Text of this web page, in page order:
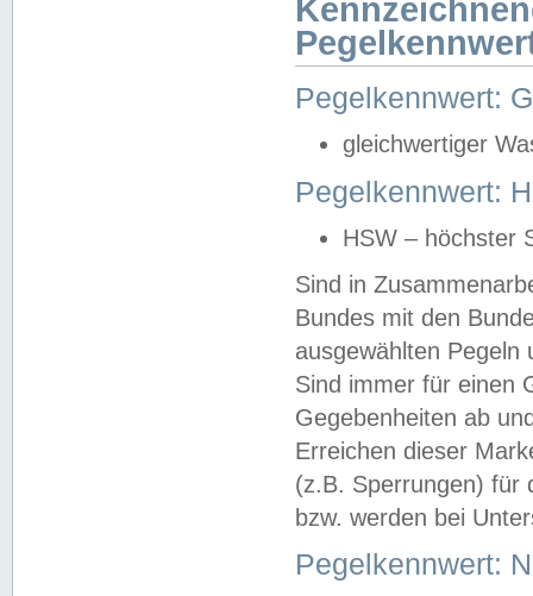
Pegelkennwert:
gleichwertiger
Pegelkennwert:
HSW – höchster
Sind in
Bundes mit den
ausgewählten
Sind immer für einen
Gegebenheiten ab
Erreichen dieser
(z.B. Sperrungen) für
bzw. werden bei
Pegelkennwert: